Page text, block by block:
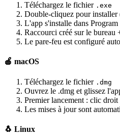
Téléchargez le fichier .exe
Double-cliquez pour installer
L'app s'installe dans
Raccourci créé sur le bureau
Le pare-feu est configuré
🍎 macOS
Téléchargez le fichier .dmg
Ouvrez le .dmg et glissez
Premier lancement : clic
Les mises à jour sont
🐧 Linux